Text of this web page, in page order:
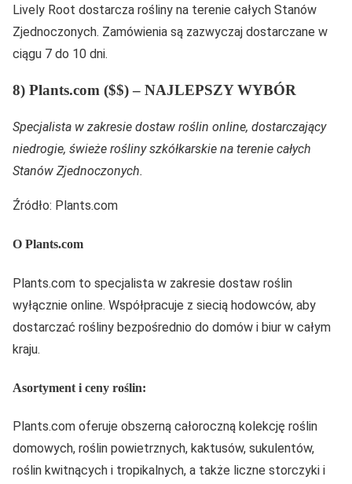
Lively Root dostarcza rośliny na terenie całych Stanów
Zjednoczonych. Zamówienia są zazwyczaj dostarczane w
ciągu 7 do 10 dni.
8) Plants.com ($$) – NAJLEPSZY WYBÓR
Specjalista w zakresie dostaw roślin online, dostarczający
niedrogie, świeże rośliny szkółkarskie na terenie całych
Stanów Zjednoczonych.
Źródło: Plants.com
O Plants.com
Plants.com to specjalista w zakresie dostaw roślin
wyłącznie online. Współpracuje z siecią hodowców, aby
dostarczać rośliny bezpośrednio do domów i biur w całym
kraju.
Asortyment i ceny roślin:
Plants.com oferuje obszerną całoroczną kolekcję roślin
domowych, roślin powietrznych, kaktusów, sukulentów,
roślin kwitnących i tropikalnych, a także liczne storczyki i